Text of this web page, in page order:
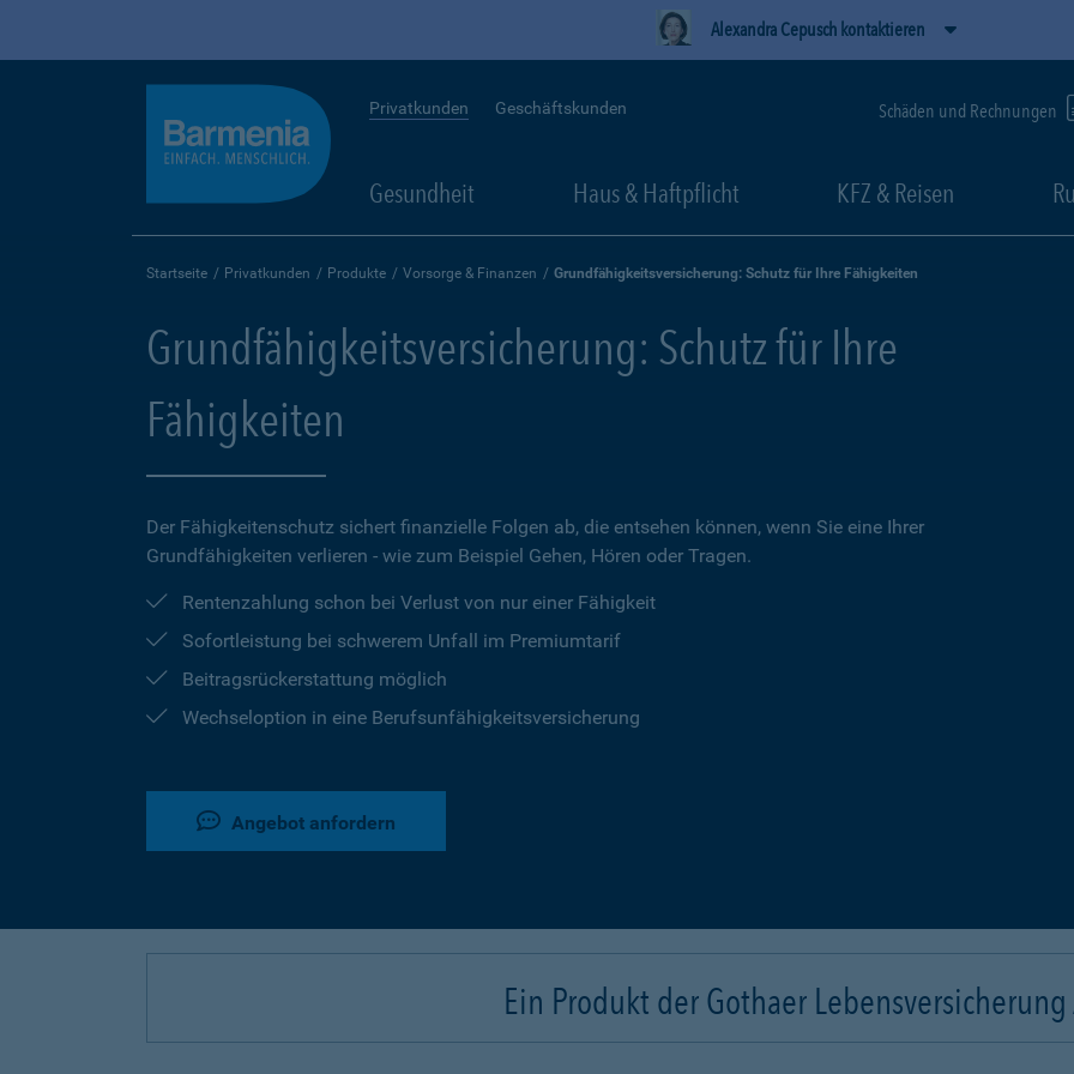
Alexandra Cepusch kontaktieren
Privatkunden Geschäftskunden Schäden und Rechnungen
Gesundheit Haus & Haftpflicht KFZ & Reisen
Startseite Privatkunden Produkte Vorsorge & Finanzen Grundfähigkeitsversicherung: Schutz für Ihre Fähigkeiten
Grundfähigkeitsversicherung: Schutz für Ihre
Fähigkeiten
Der Fähigkeitenschutz sichert finanzielle Folgen ab, die entsehen können, wenn Sie eine Ihrer
Grundfähigkeiten verlieren - wie zum Beispiel Gehen, Hören oder Tragen.
Rentenzahlung schon bei Verlust von nur einer Fähigkeit
Sofortleistung bei schwerem Unfall im Premiumtarif
Beitragsrückerstattung möglich
Wechseloption in eine Berufsunfähigkeitsversicherung
Angebot anfordern
Ein Produkt der Gothaer Lebensversicherung